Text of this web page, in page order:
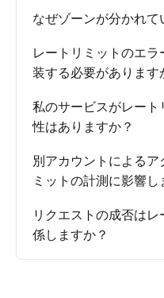
なぜゾーンが分かれて
レートリミットのエ
装する必要があります
私のサービスがレー
性はありますか？
別アカウントによる
ミットの計測に影響し
リクエストの成否は
係しますか？